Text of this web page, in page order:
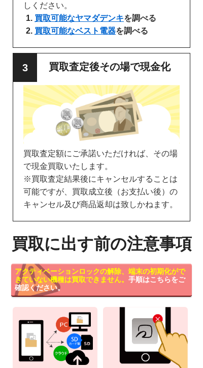
しください。
買取可能なヤマダデンキを調べる
買取可能なベスト電器を調べる
買取査定後その場で現金化
買取査定額にご承諾いただければ、その場
で現金買取いたします。
※買取査定結果後にキャンセルすることは
可能ですが、買取成立後（お支払い後）の
キャンセル及び商品返却は致しかねます。
買取に出す前の注意事項
アクティベーションロックの解除、端末の初期化がで
きていない機種は買取できません。 手順はこちらをご
確認ください。